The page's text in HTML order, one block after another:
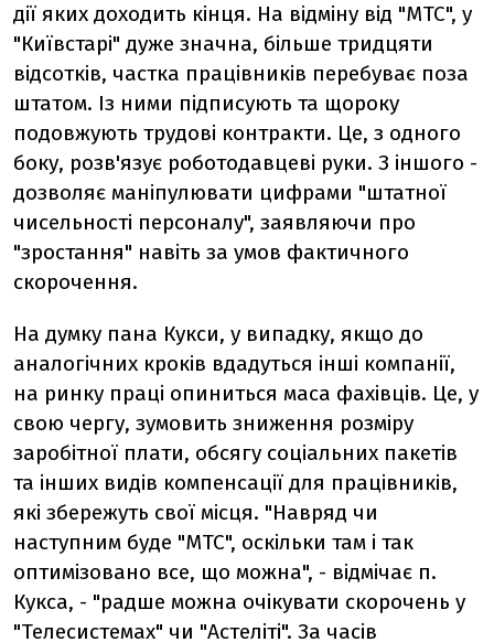
дії яких доходить кінця. На відміну від "МТС", у
"Київстарі" дуже значна, більше тридцяти
відсотків, частка працівників перебуває поза
штатом. Із ними підписують та щороку
подовжують трудові контракти. Це, з одного
боку, розв'язує роботодавцеві руки. З іншого -
дозволяє маніпулювати цифрами "штатної
чисельності персоналу", заявляючи про
"зростання" навіть за умов фактичного
скорочення.
На думку пана Кукси, у випадку, якщо до
аналогічних кроків вдадуться інші компанії,
на ринку праці опиниться маса фахівців. Це, у
свою чергу, зумовить зниження розміру
заробітної плати, обсягу соціальних пакетів
та інших видів компенсації для працівників,
які збережуть свої місця. "Навряд чи
наступним буде "МТС", оскільки там і так
оптимізовано все, що можна", - відмічає п.
Кукса, - "радше можна очікувати скорочень у
"Телесистемах" чи "Астеліті". За часів